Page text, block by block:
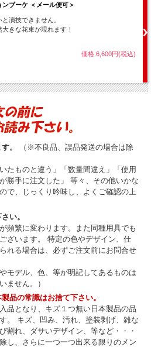
ンブーケ ＜メール便可＞
演技できません。
きな花束が現れます！
価格:6,600円(税込)
。
（※不良品、誤品発送の場合は除
たものと違う」「数量間違え」「使用
勝手に注文した」 等々、その他いかな
で、じっくり吟味し、よくご確認の上
い。
頻繁に変わります。また同種用具でも
ざいます。 特定の色やデザイン、仕
れる場合は、必ずご注文前にお問合せ
モデル、色、等が明記してあるものは
ません。）
製品の常識はお捨て下さい。
品となり、キズ１つ無い日本製品の品
。 キズ、凹み、汚れ、塗装剥げ、雑な
割れ、ダサいデザイン、等など・・・
し、さらに一つ一つ出来る限りのメン